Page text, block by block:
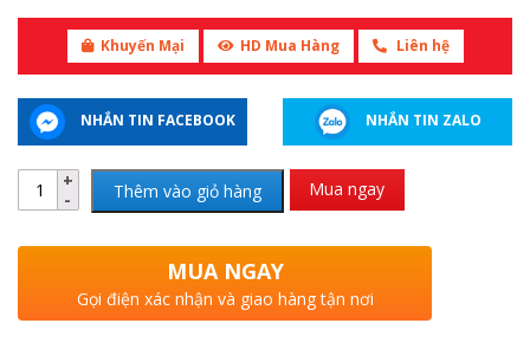
Khuyến Mại HD Mua Hàng Liên hệ
NHẮN TIN FACEBOOK NHẮN TIN ZALO
Thêm vào giỏ hàng Mua ngay
MUA NGAY
Gọi điện xác nhận và giao hàng tận nơi